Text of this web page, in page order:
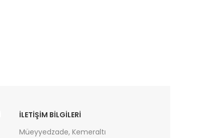
İLETIŞIM BILGILERI
Müeyyedzade, Kemeraltı